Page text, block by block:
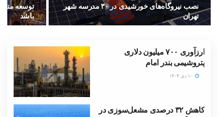
نصب نیروگاه‌های خورشیدی در ۳۰ مدرسه شهر
تهران
توسعه
باشد
ارزآوری ۷۰۰ میلیون دلاری
پتروشیمی بندر امام
کاهش ۳۲ درصدی مشعل‌سوزی در